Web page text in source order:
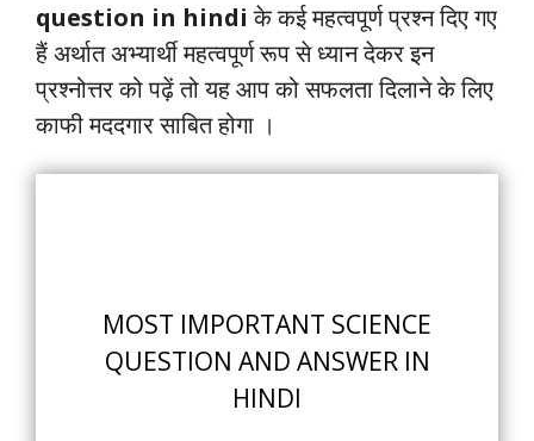
question in hindi के कई महत्वपूर्ण प्रश्न दिए गए
हैं अर्थात अभ्यार्थी महत्वपूर्ण रूप से ध्यान देकर इन
प्रश्नोत्तर को पढ़ें तो यह आप को सफलता दिलाने के लिए
काफी मददगार साबित होगा ।
MOST IMPORTANT SCIENCE
QUESTION AND ANSWER IN
HINDI